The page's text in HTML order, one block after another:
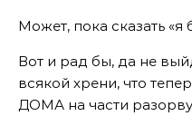
Может, пока сказать «я
Вот и рад бы, да не
всякой хрени, что
ДОМА на части